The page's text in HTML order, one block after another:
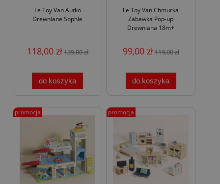
Le Toy Van Autko
Drewniane Sophie
118,00 zł139,00 zł
do koszyka
Le Toy Van Chmurka
Zabawka Pop-up
Drewniana 18m+
99,00 zł119,00 zł
do koszyka
promocja promocja